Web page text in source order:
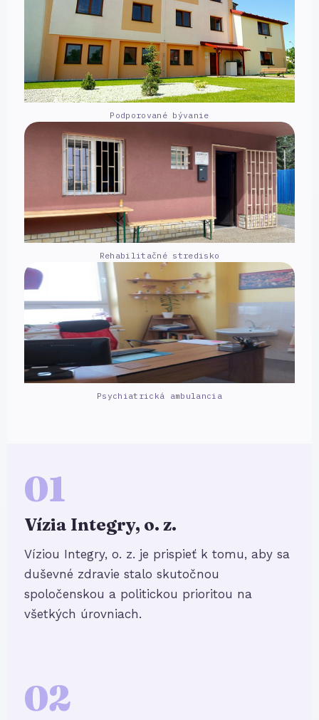
Podporované bývanie
Rehabilitačné stredisko
Psychiatrická ambulancia
01
Vízia Integry, o. z.
Víziou Integry, o. z. je prispieť k tomu, aby sa
duševné zdravie stalo skutočnou
spoločenskou a politickou prioritou na
všetkých úrovniach.
02